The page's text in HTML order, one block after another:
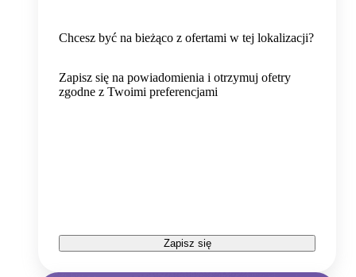
Chcesz być na bieżąco z ofertami w tej lokalizacji?
Zapisz się na powiadomienia i otrzymuj ofetry
zgodne z Twoimi preferencjami
Zapisz się